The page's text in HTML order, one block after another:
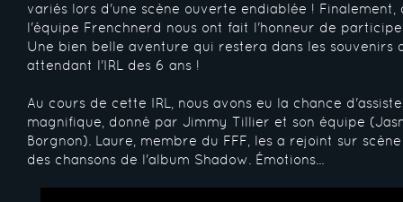
variés lors d'une scène ouverte endiablée ! Finalement,
l'équipe Frenchnerd nous ont fait l'honneur de
Une bien belle aventure qui restera dans les souvenirs
attendant l'IRL des 6 ans !
Au cours de cette IRL, nous avons eu la chance
magnifique, donné par Jimmy Tillier et son équipe
Borgnon). Laure, membre du FFF, les a rejoint sur
des chansons de l'album Shadow. Émotions...